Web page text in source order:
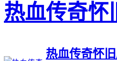
热血传奇怀
热血传奇怀